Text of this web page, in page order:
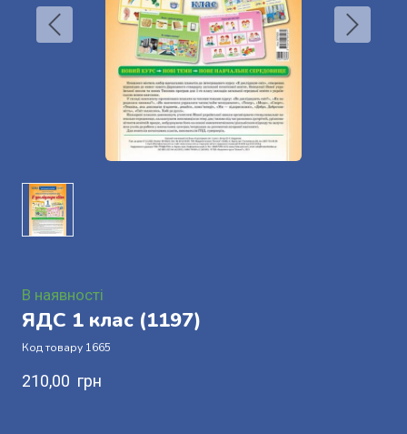
В наявності
ЯДС 1 клас (1197)
Код товару 1665
210,00  грн